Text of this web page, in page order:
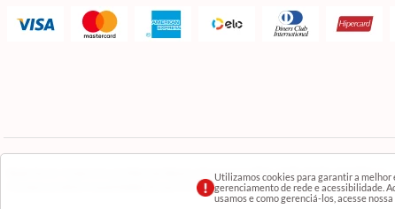
Utilizamos cookies para garantir a melhor
gerenciamento de rede e acessibilidade.
usamos e como gerenciá-los, acesse nossa
Razão Social: Comercial Luzia Meire de Gêneros Alimentícios LTDA | CNPJ: 08.991.182/0001-11
Os preços, produtos e quantidades da Loja Virtual não se aplicam aos da Loja Física. Na loja